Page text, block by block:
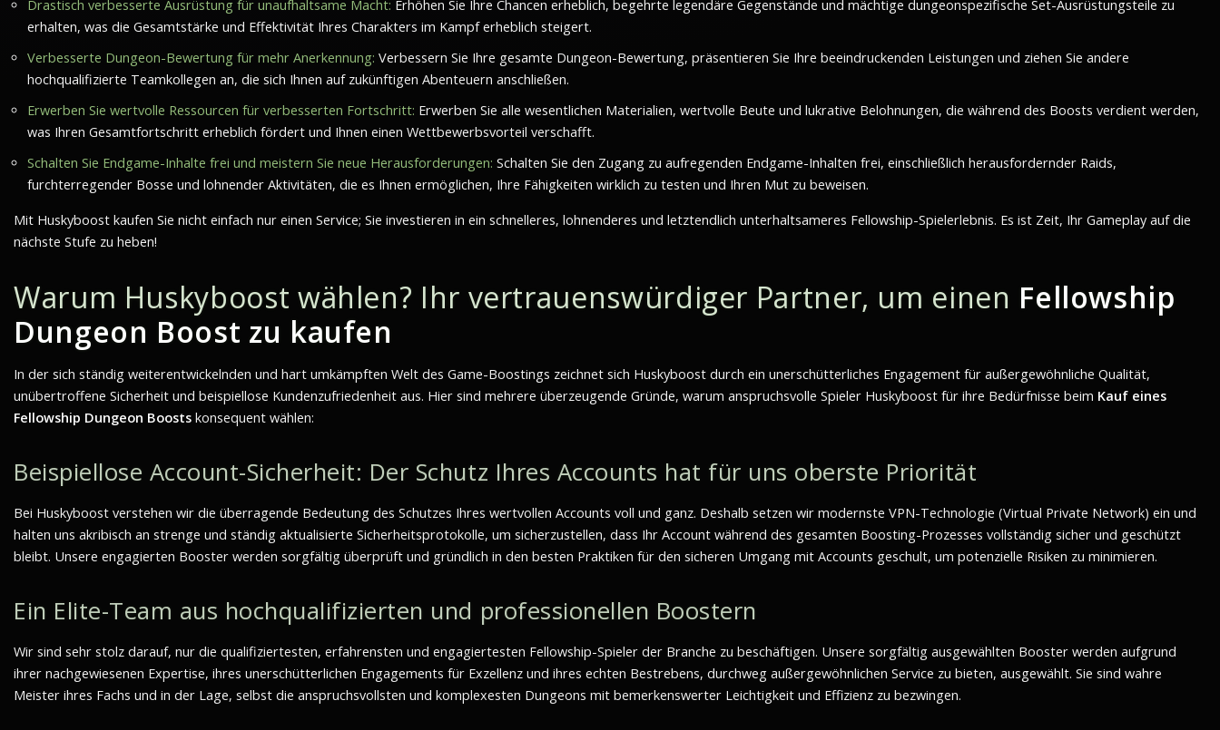
Drastisch verbesserte Ausrüstung für unaufhaltsame Macht: Erhöhen Sie Ihre Chancen erheblich, begehrte legendäre Gegenstände und mächtige dungeonspezifische Set-Ausrüstungsteile zu
erhalten, was die Gesamtstärke und Effektivität Ihres Charakters im Kampf erheblich steigert.
Verbesserte Dungeon-Bewertung für mehr Anerkennung: Verbessern Sie Ihre gesamte Dungeon-Bewertung, präsentieren Sie Ihre beeindruckenden Leistungen und ziehen Sie andere
hochqualifizierte Teamkollegen an, die sich Ihnen auf zukünftigen Abenteuern anschließen.
Erwerben Sie wertvolle Ressourcen für verbesserten Fortschritt: Erwerben Sie alle wesentlichen Materialien, wertvolle Beute und lukrative Belohnungen, die während des Boosts verdient werden,
was Ihren Gesamtfortschritt erheblich fördert und Ihnen einen Wettbewerbsvorteil verschafft.
Schalten Sie Endgame-Inhalte frei und meistern Sie neue Herausforderungen: Schalten Sie den Zugang zu aufregenden Endgame-Inhalten frei, einschließlich herausfordernder Raids,
furchterregender Bosse und lohnender Aktivitäten, die es Ihnen ermöglichen, Ihre Fähigkeiten wirklich zu testen und Ihren Mut zu beweisen.
Mit Huskyboost kaufen Sie nicht einfach nur einen Service; Sie investieren in ein schnelleres, lohnenderes und letztendlich unterhaltsameres Fellowship-Spielerlebnis. Es ist Zeit, Ihr Gameplay auf die
nächste Stufe zu heben!
Warum Huskyboost wählen? Ihr vertrauenswürdiger Partner, um einen Fellowship
Dungeon Boost zu kaufen
In der sich ständig weiterentwickelnden und hart umkämpften Welt des Game-Boostings zeichnet sich Huskyboost durch ein unerschütterliches Engagement für außergewöhnliche Qualität,
unübertroffene Sicherheit und beispiellose Kundenzufriedenheit aus. Hier sind mehrere überzeugende Gründe, warum anspruchsvolle Spieler Huskyboost für ihre Bedürfnisse beim Kauf eines
Fellowship Dungeon Boosts konsequent wählen:
Beispiellose Account-Sicherheit: Der Schutz Ihres Accounts hat für uns oberste Priorität
Bei Huskyboost verstehen wir die überragende Bedeutung des Schutzes Ihres wertvollen Accounts voll und ganz. Deshalb setzen wir modernste VPN-Technologie (Virtual Private Network) ein und
halten uns akribisch an strenge und ständig aktualisierte Sicherheitsprotokolle, um sicherzustellen, dass Ihr Account während des gesamten Boosting-Prozesses vollständig sicher und geschützt
bleibt. Unsere engagierten Booster werden sorgfältig überprüft und gründlich in den besten Praktiken für den sicheren Umgang mit Accounts geschult, um potenzielle Risiken zu minimieren.
Ein Elite-Team aus hochqualifizierten und professionellen Boostern
Wir sind sehr stolz darauf, nur die qualifiziertesten, erfahrensten und engagiertesten Fellowship-Spieler der Branche zu beschäftigen. Unsere sorgfältig ausgewählten Booster werden aufgrund
ihrer nachgewiesenen Expertise, ihres unerschütterlichen Engagements für Exzellenz und ihres echten Bestrebens, durchweg außergewöhnlichen Service zu bieten, ausgewählt. Sie sind wahre
Meister ihres Fachs und in der Lage, selbst die anspruchsvollsten und komplexesten Dungeons mit bemerkenswerter Leichtigkeit und Effizienz zu bezwingen.